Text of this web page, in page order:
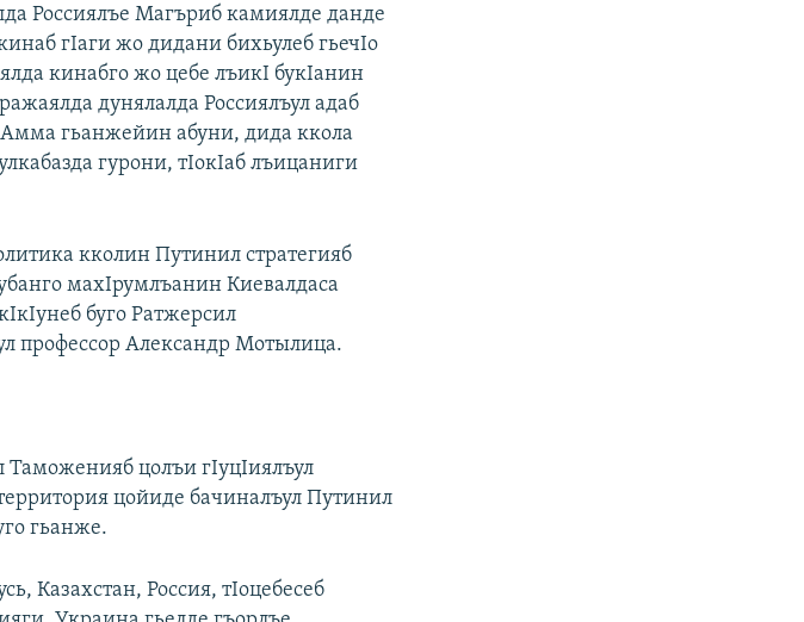
Россиялъе Магъриб камиялде данде
гIаги жо дидани бихьулеб гьечIо
кинабго жо цебе лъикI букIанин
дунялалда Россиялъул адаб
гьанжейин абуни, дида ккола
гурони, тIокIаб лъицаниги
кколин Путинил стратегияб
махIрумлъанин Киевалдаса
буго Ратжерсил
профессор Александр Мотылица.
Таможенияб цолъи гIуцIиялъул
цойиде бачиналъул Путинил
гьанже.
Казахстан, Россия, тIоцебесеб